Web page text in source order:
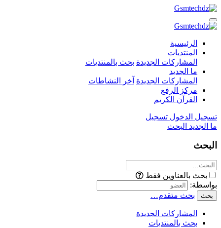
الرئيسية
المنتديات
المشاركات الجديدة بحث بالمنتديات
ما الجديد
المشاركات الجديدة آخر النشاطات
مركز الرفع
القرآن الكريم
تسجيل الدخول تسجيل
ما الجديد البحث
البحث
بحث بالعناوين فقط
بواسطة:
بحث بحث متقدم…
المشاركات الجديدة
بحث بالمنتديات